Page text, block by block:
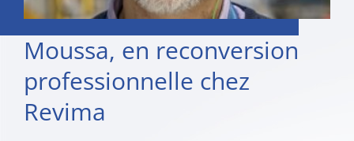
Moussa, en reconversion
professionnelle chez
Revima